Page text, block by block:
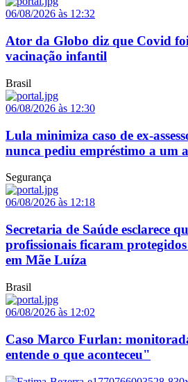
06/08/2026 às 12:32
Ator da Globo diz que Covid
vacinação infantil
Brasil
06/08/2026 às 12:30
Lula minimiza caso de ex-
nunca pediu empréstimo a um
Segurança
06/08/2026 às 12:18
Secretaria de Saúde esclarece
profissionais ficaram
em Mãe Luíza
Brasil
06/08/2026 às 12:02
Caso Marco Furlan:
entende o que aconteceu"